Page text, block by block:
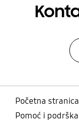
Početna stranica
Pomoć i